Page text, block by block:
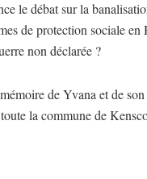
le débat sur la
de protection sociale
non déclarée ?
de Yvana et de
la commune de